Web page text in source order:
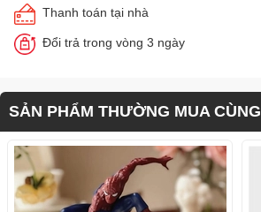
Thanh toán tại nhà
Đổi trả trong vòng 3 ngày
SẢN PHẨM THƯỜNG MUA CÙNG